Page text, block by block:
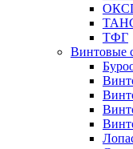
ТФГ
Винтовые